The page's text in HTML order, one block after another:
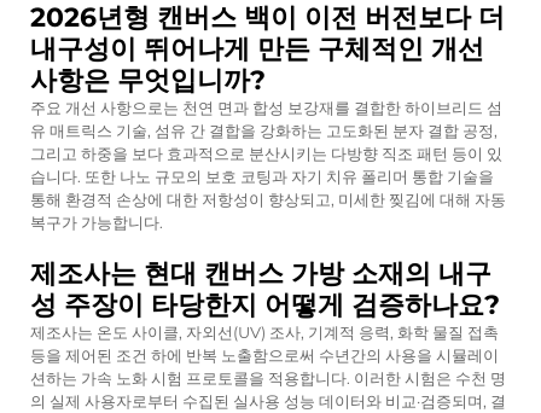
2026년형 캔버스 백이 이전 버전보다 더
내구성이 뛰어나게 만든 구체적인 개선
사항은 무엇입니까?
주요 개선 사항으로는 천연 면과 합성 보강재를 결합한 하이브리드 섬
유 매트릭스 기술, 섬유 간 결합을 강화하는 고도화된 분자 결합 공정,
그리고 하중을 보다 효과적으로 분산시키는 다방향 직조 패턴 등이 있
습니다. 또한 나노 규모의 보호 코팅과 자기 치유 폴리머 통합 기술을
통해 환경적 손상에 대한 저항성이 향상되고, 미세한 찢김에 대해 자동
복구가 가능합니다.
제조사는 현대 캔버스 가방 소재의 내구
성 주장이 타당한지 어떻게 검증하나요?
제조사는 온도 사이클, 자외선(UV) 조사, 기계적 응력, 화학 물질 접촉
등을 제어된 조건 하에 반복 노출함으로써 수년간의 사용을 시뮬레이
션하는 가속 노화 시험 프로토콜을 적용합니다. 이러한 시험은 수천 명
의 실제 사용자로부터 수집된 실사용 성능 데이터와 비교·검증되며, 결